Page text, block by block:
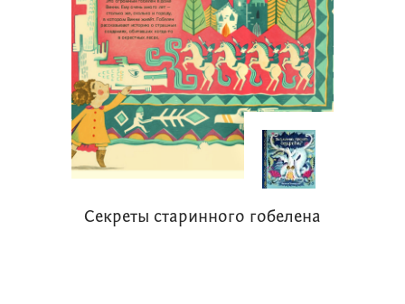
Секреты старинного гобелена